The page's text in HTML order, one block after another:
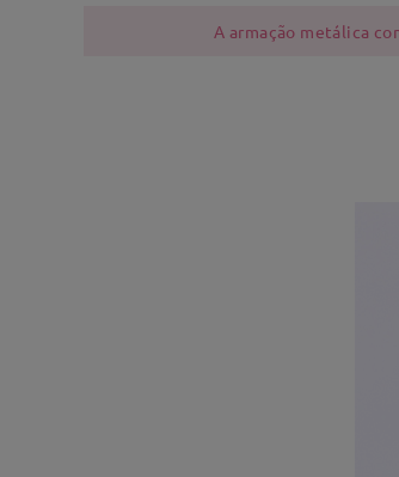
A armação metálica